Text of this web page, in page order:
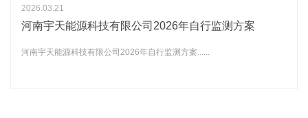
2026.03.21
河南宇天能源科技有限公司2026年自行监测方案
河南宇天能源科技有限公司2026年自行监测方案......